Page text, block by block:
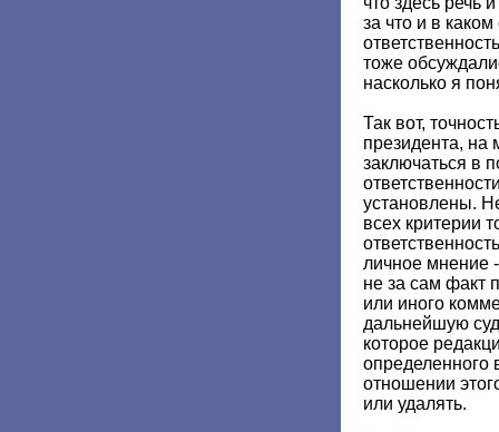
за что и в каком
тоже
насколько я
Так вот,
президента, на
заключаться в
установлены.
всех критерии
личное мнение -
не за сам факт
или иного
дальнейшую
которое
определенного
отношении
или удалять.